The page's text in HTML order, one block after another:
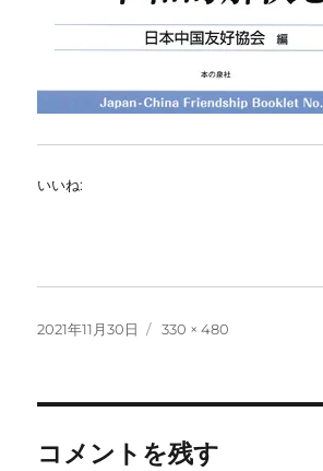
いいね:
投
2021年11月30日
フ
330 × 480
コメントを残す